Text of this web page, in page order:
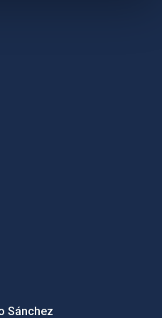
Sánchez